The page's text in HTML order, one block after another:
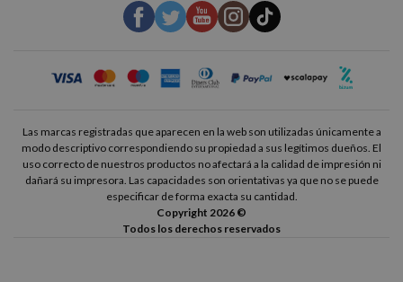
Las marcas registradas que aparecen en la web son utilizadas únicamente a
modo descriptivo correspondiendo su propiedad a sus legítimos dueños. El
uso correcto de nuestros productos no afectará a la calidad de impresión ni
dañará su impresora. Las capacidades son orientativas ya que no se puede
especificar de forma exacta su cantidad.
Copyright 2026 ©
Todos los derechos reservados